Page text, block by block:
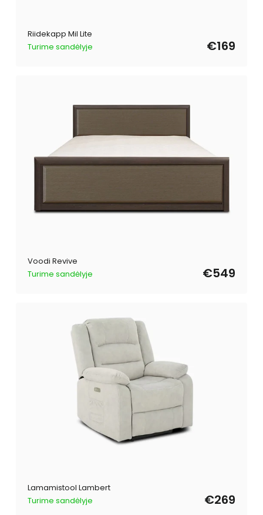
Riidekapp Mil Lite
Turime sandėlyje
€169
Voodi Revive
Turime sandėlyje
€549
Lamamistool Lambert
Turime sandėlyje
€269